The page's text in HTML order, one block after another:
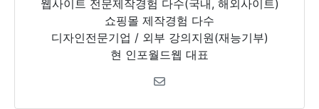
웹사이트 전문제작경험 다수(국내, 해외사이트)
쇼핑몰 제작경험 다수
디자인전문기업 / 외부 강의지원(재능기부)
현 인포월드웹 대표